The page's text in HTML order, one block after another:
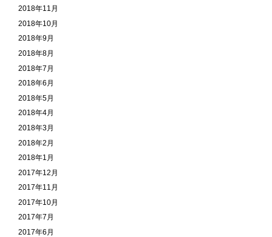
2018年11月
2018年10月
2018年9月
2018年8月
2018年7月
2018年6月
2018年5月
2018年4月
2018年3月
2018年2月
2018年1月
2017年12月
2017年11月
2017年10月
2017年7月
2017年6月